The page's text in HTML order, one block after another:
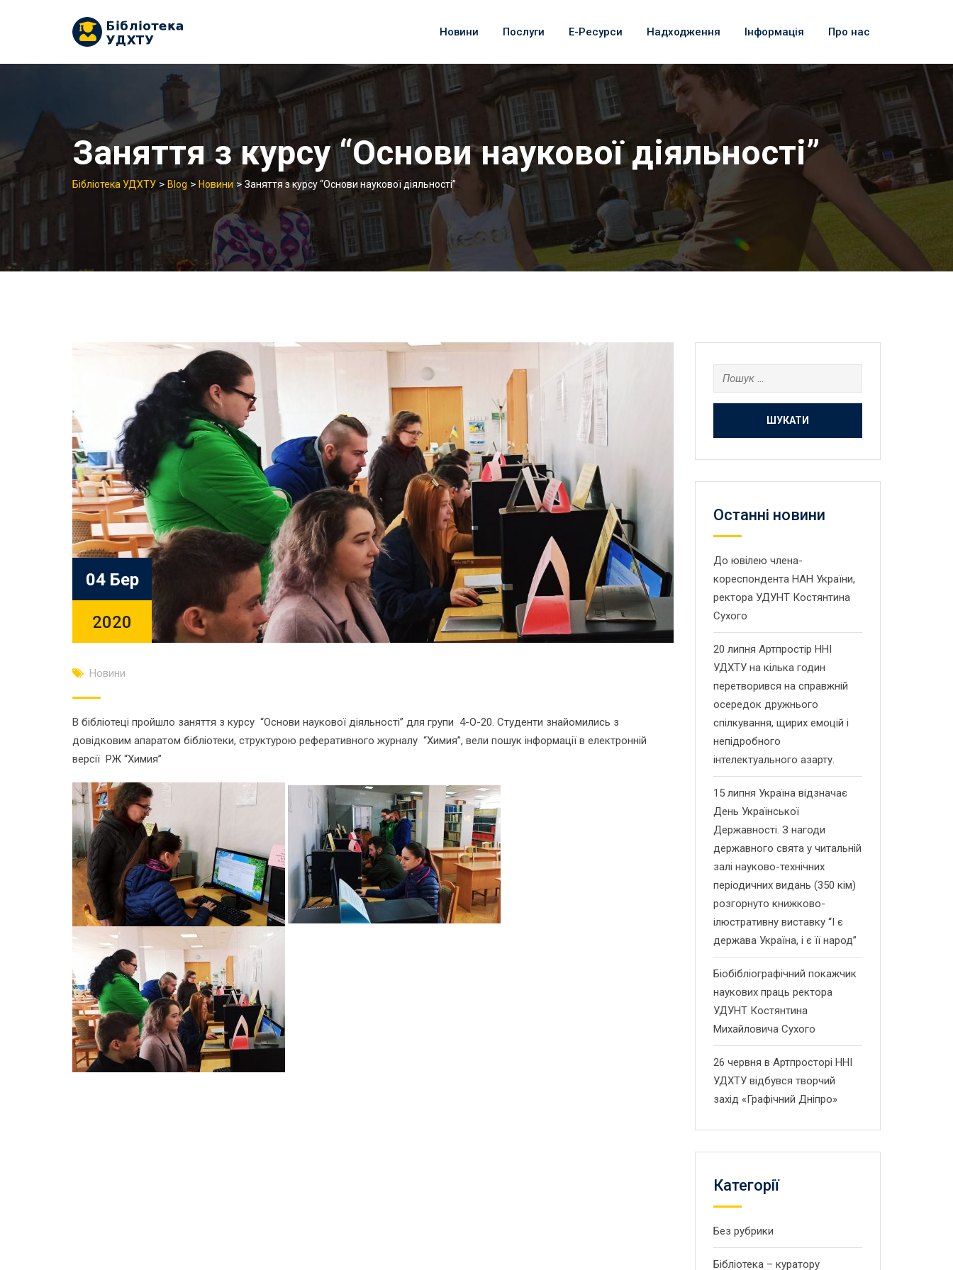
Новини Послуги Е-Ресурси Надходження Інформація Про нас
Заняття з курсу “Основи наукової діяльності”
Бібліотека УДХТУ > Blog > Новини > Заняття з курсу “Основи наукової діяльності”
04 Бер
2020
Новини
В бібліотеці пройшло заняття з курсу “Основи наукової діяльності” для групи 4-О-20. Студенти знайомились з
довідковим апаратом бібліотеки, структурою реферативного журналу “Химия”, вели пошук інформації в електронній
версії РЖ “Химия”
Пошук:
Останнi новини
До ювілею члена-
кореспондента НАН України,
ректора УДУНТ Костянтина
Сухого
20 липня Артпростір ННІ
УДХТУ на кілька годин
перетворився на справжній
осередок дружнього
спілкування, щирих емоцій і
непідробного
інтелектуального азарту.
15 липня Україна відзначає
День Української
Державності. З нагоди
державного свята у читальній
залі науково-технічних
періодичних видань (350 кім)
розгорнуто книжково-
ілюстративну виставку “І є
держава Україна, і є її народ”
Біобібліографічний покажчик
наукових праць ректора
УДУНТ Костянтина
Михайловича Сухого
26 червня в Артпросторі ННІ
УДХТУ відбувся творчий
захід «Графічний Дніпро»
Категорії
Без рубрики
Бібліотека – куратору